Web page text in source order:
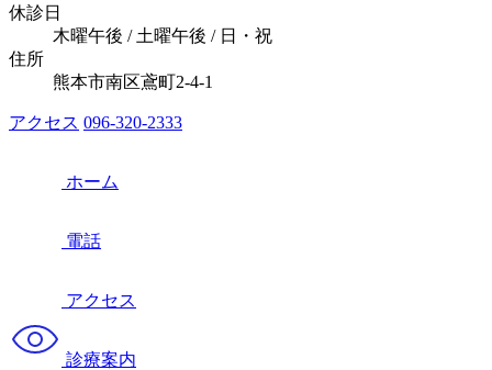
休診日
木曜午後 / 土曜午後 / 日・祝
住所
熊本市南区鳶町2-4-1
アクセス 096-320-2333
ホーム
電話
アクセス
診療案内